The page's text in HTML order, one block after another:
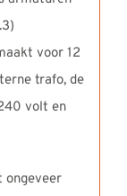
voor 12
trafo, de
volt en
ongeveer